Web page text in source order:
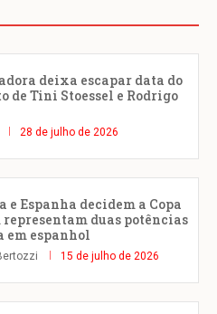
deixa escapar data do
de Tini Stoessel e Rodrigo
28 de julho de 2026
Espanha decidem a Copa
representam duas potências
em espanhol
15 de julho de 2026